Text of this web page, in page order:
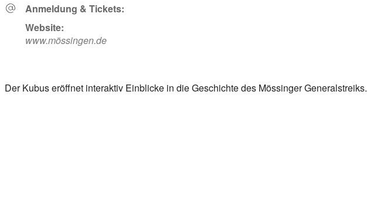
Anmeldung & Tickets:
Website:
www.mössingen.de
Der Kubus eröffnet interaktiv Einblicke in die Geschichte des Mössinger Generalstreiks.